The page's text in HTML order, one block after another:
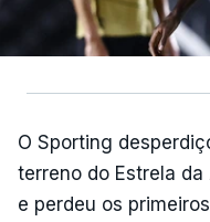
O Sporting
terreno do Estrela
e perdeu os